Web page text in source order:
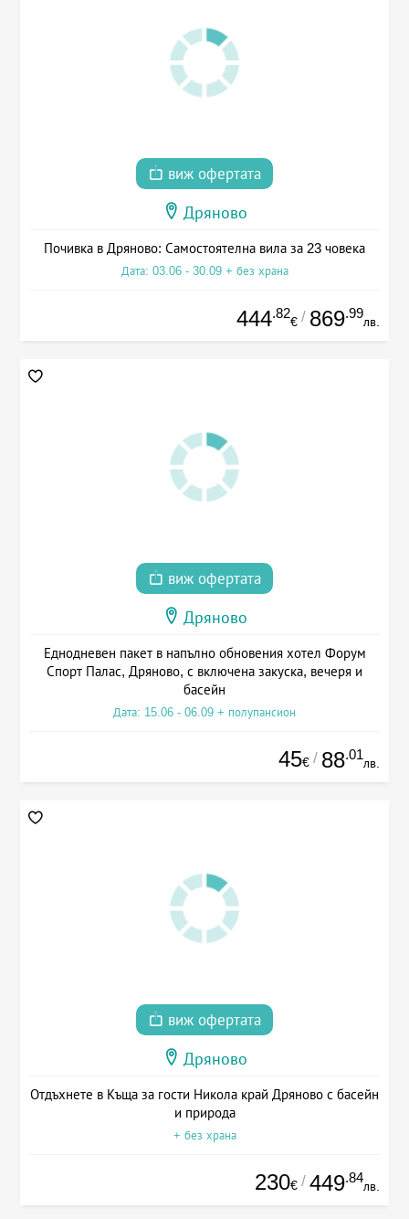
виж офертата
Дряново
Почивка в Дряново: Самостоятелна вила за 23 човека
Дата: 03.06 - 30.09 + без храна
444.82
€ / 869.99
лв.
виж офертата
Дряново
Еднодневен пакет в напълно обновения хотел Форум
Спорт Палас, Дряново, с включена закуска, вечеря и
басейн
Дата: 15.06 - 06.09 + полупансион
45€ / 88.01
лв.
виж офертата
Дряново
Отдъхнете в Къща за гости Никола край Дряново с басейн
и природа
+ без храна
230€ / 449.84
лв.